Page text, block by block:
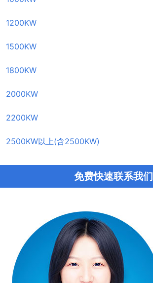
1200KW
1500KW
1800KW
2000KW
2200KW
2500KW以上(含2500KW)
免费快速联系我们